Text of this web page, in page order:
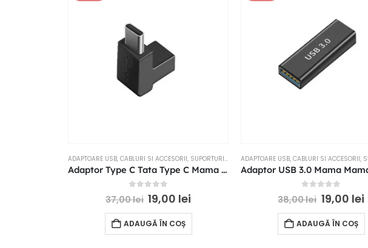
ADAPTOARE USB, CABLURI SI ACCESORII, SUPORTURI SI ACCESORII
Adaptor Type C Tata Type C Mama 90 grade
out of 5
37,00lei 19,00 lei
ADAUGĂ ÎN COȘ
ADAPTOARE USB, CABLURI SI ACCESORII,
out of 5
38,00lei 19,00 lei
ADAUGĂ ÎN COȘ